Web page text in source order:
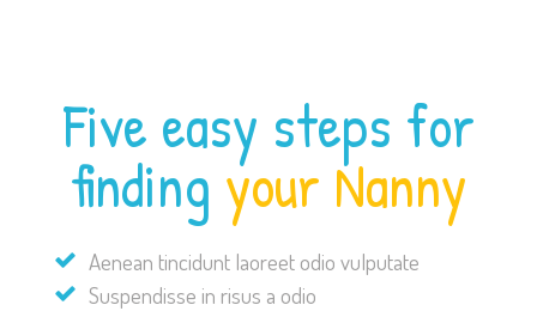
Five easy steps for
finding your Nanny
Aenean tincidunt laoreet odio vulputate
Suspendisse in risus a odio